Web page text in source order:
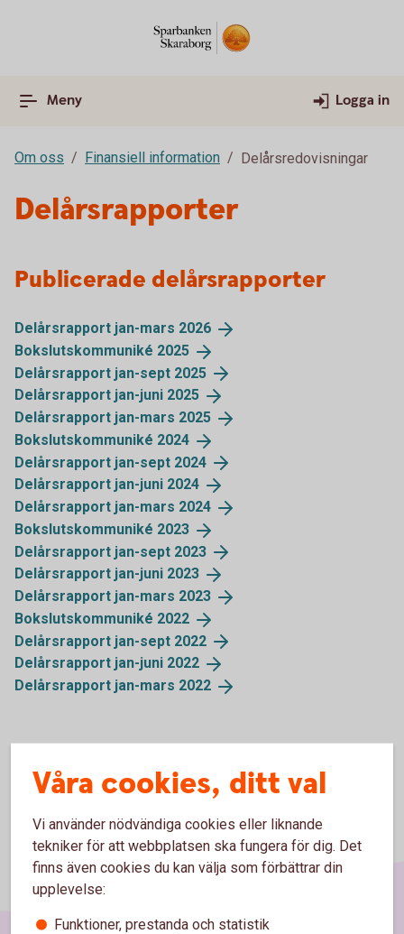
Meny Logga in
Om oss Finansiell information Delårsredovisningar
Delårsrapporter
Publicerade delårsrapporter
Delårsrapport jan-mars 2026
Bokslutskommuniké 2025
Delårsrapport jan-sept 2025
Delårsrapport jan-juni 2025
Delårsrapport jan-mars 2025
Bokslutskommuniké 2024
Delårsrapport jan-sept 2024
Delårsrapport jan-juni 2024
Delårsrapport jan-mars 2024
Bokslutskommuniké 2023
Delårsrapport jan-sept 2023
Delårsrapport jan-juni 2023
Delårsrapport jan-mars 2023
Bokslutskommuniké 2022
Delårsrapport jan-sept 2022
Delårsrapport jan-juni 2022
Delårsrapport jan-mars 2022
Våra cookies, ditt val
Vi använder nödvändiga cookies eller liknande
tekniker för att webbplatsen ska fungera för dig. Det
finns även cookies du kan välja som förbättrar din
upplevelse:
Funktioner, prestanda och statistik